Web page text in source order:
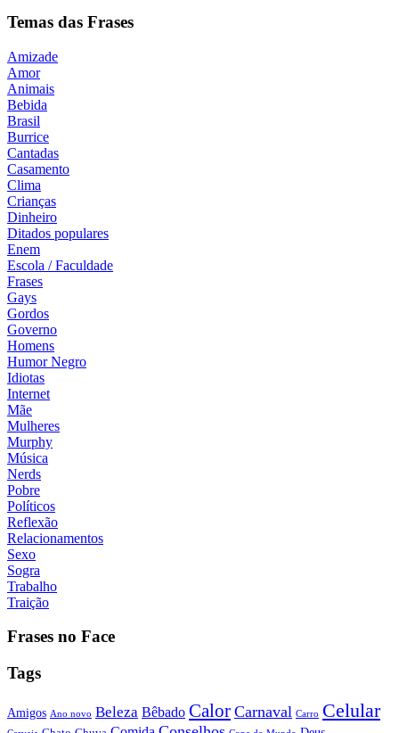
Temas das Frases
Amizade
Amor
Animais
Bebida
Brasil
Burrice
Cantadas
Casamento
Clima
Crianças
Dinheiro
Ditados populares
Enem
Escola / Faculdade
Frases
Gays
Gordos
Governo
Homens
Humor Negro
Idiotas
Internet
Mãe
Mulheres
Murphy
Música
Nerds
Pobre
Políticos
Reflexão
Relacionamentos
Sexo
Sogra
Trabalho
Traição
Frases no Face
Tags
Amigos Ano novo Beleza Bêbado Calor Carnaval Carro Celular